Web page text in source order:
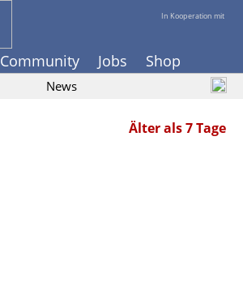
In Kooperation mit
Community Jobs Shop
News
Älter als 7 Tage